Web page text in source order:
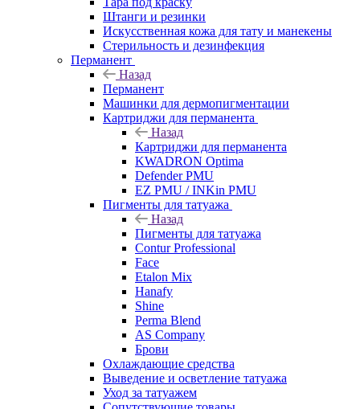
Штанги и резинки
Искусственная кожа для тату и манекены
Стерильность и дезинфекция
Перманент
Назад
Перманент
Машинки для дермопигментации
Картриджи для перманента
Назад
Картриджи для перманента
KWADRON Optima
Defender PMU
EZ PMU / INKin PMU
Пигменты для татуажа
Назад
Пигменты для татуажа
Contur Professional
Face
Etalon Mix
Hanafy
Shine
Perma Blend
AS Company
Брови
Охлаждающие средства
Выведение и осветление татуажа
Уход за татуажем